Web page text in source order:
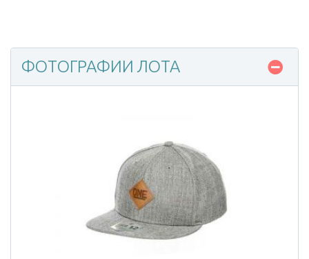
ФОТОГРАФИИ ЛОТА